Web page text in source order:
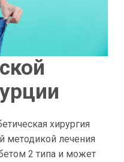
хирургия
методикой лечения
2 типа и может